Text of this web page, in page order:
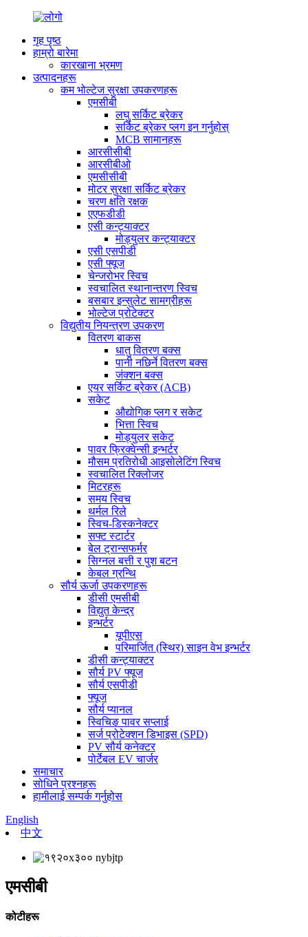
गृह पृष्ठ
हाम्रो बारेमा
कारखाना भ्रमण
उत्पादनहरू
कम भोल्टेज सुरक्षा उपकरणहरू
एमसीबी
लघु सर्किट ब्रेकर
सर्किट ब्रेकर प्लग इन गर्नुहोस्
MCB सामानहरू
आरसीसीबी
आरसीबीओ
एमसीसीबी
मोटर सुरक्षा सर्किट ब्रेकर
चरण क्षति रक्षक
एएफडीडी
एसी कन्ट्याक्टर
मोड्युलर कन्ट्याक्टर
एसी एसपीडी
एसी फ्यूज
चेन्जरोभर स्विच
स्वचालित स्थानान्तरण स्विच
बसबार इन्सुलेट सामग्रीहरू
भोल्टेज प्रोटेक्टर
विद्युतीय नियन्त्रण उपकरण
वितरण बाकस
धातु वितरण बक्स
पानी नछिर्ने वितरण बक्स
जंक्शन बक्स
एयर सर्किट ब्रेकर (ACB)
सकेट
औद्योगिक प्लग र सकेट
भित्ता स्विच
मोड्युलर सकेट
पावर फ्रिक्वेन्सी इन्भर्टर
मौसम प्रतिरोधी आइसोलेटिंग स्विच
स्वचालित रिक्लोजर
मिटरहरू
समय स्विच
थर्मल रिले
स्विच-डिस्कनेक्टर
सफ्ट स्टार्टर
बेल ट्रान्सफर्मर
सिग्नल बत्ती र पुश बटन
केबल ग्रन्थि
सौर्य ऊर्जा उपकरणहरू
डीसी एमसीबी
विद्युत केन्द्र
इन्भर्टर
यूपीएस
परिमार्जित (स्थिर) साइन वेभ इन्भर्टर
डीसी कन्ट्याक्टर
सौर्य PV फ्यूज
सौर्य एसपीडी
फ्यूज
सौर्य प्यानल
स्विचिङ पावर सप्लाई
सर्ज प्रोटेक्शन डिभाइस (SPD)
PV सौर्य कनेक्टर
पोर्टेबल EV चार्जर
समाचार
सोधिने प्रश्नहरू
हामीलाई सम्पर्क गर्नुहोस
English
中文
एमसीबी
कोटीहरू